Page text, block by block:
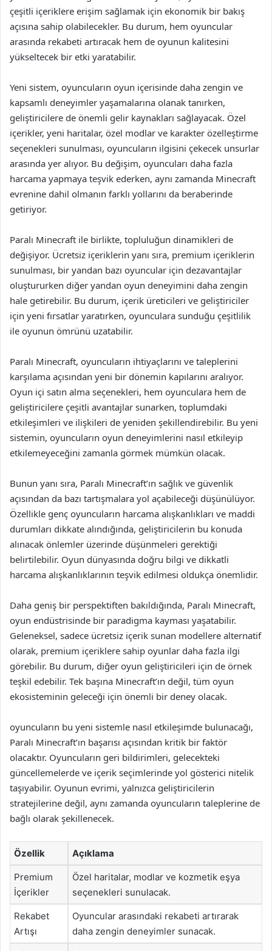
çeşitli içeriklere erişim sağlamak için ekonomik bir bakış
açısına sahip olabilecekler. Bu durum, hem oyuncular
arasında rekabeti artıracak hem de oyunun kalitesini
yükseltecek bir etki yaratabilir.
Yeni sistem, oyuncuların oyun içerisinde daha zengin ve
kapsamlı deneyimler yaşamalarına olanak tanırken,
geliştiricilere de önemli gelir kaynakları sağlayacak. Özel
içerikler, yeni haritalar, özel modlar ve karakter özelleştirme
seçenekleri sunulması, oyuncuların ilgisini çekecek unsurlar
arasında yer alıyor. Bu değişim, oyuncuları daha fazla
harcama yapmaya teşvik ederken, aynı zamanda Minecraft
evrenine dahil olmanın farklı yollarını da beraberinde
getiriyor.
Paralı Minecraft ile birlikte, topluluğun dinamikleri de
değişiyor. Ücretsiz içeriklerin yanı sıra, premium içeriklerin
sunulması, bir yandan bazı oyuncular için dezavantajlar
oluştururken diğer yandan oyun deneyimini daha zengin
hale getirebilir. Bu durum, içerik üreticileri ve geliştiriciler
için yeni fırsatlar yaratırken, oyunculara sunduğu çeşitlilik
ile oyunun ömrünü uzatabilir.
Paralı Minecraft, oyuncuların ihtiyaçlarını ve taleplerini
karşılama açısından yeni bir dönemin kapılarını aralıyor.
Oyun içi satın alma seçenekleri, hem oyunculara hem de
geliştiricilere çeşitli avantajlar sunarken, toplumdaki
etkileşimleri ve ilişkileri de yeniden şekillendirebilir. Bu yeni
sistemin, oyuncuların oyun deneyimlerini nasıl etkileyip
etkilemeyeceğini zamanla görmek mümkün olacak.
Bunun yanı sıra, Paralı Minecraft’ın sağlık ve güvenlik
açısından da bazı tartışmalara yol açabileceği düşünülüyor.
Özellikle genç oyuncuların harcama alışkanlıkları ve maddi
durumları dikkate alındığında, geliştiricilerin bu konuda
alınacak önlemler üzerinde düşünmeleri gerektiği
belirtilebilir. Oyun dünyasında doğru bilgi ve dikkatli
harcama alışkanlıklarının teşvik edilmesi oldukça önemlidir.
Daha geniş bir perspektiften bakıldığında, Paralı Minecraft,
oyun endüstrisinde bir paradigma kayması yaşatabilir.
Geleneksel, sadece ücretsiz içerik sunan modellere alternatif
olarak, premium içeriklere sahip oyunlar daha fazla ilgi
görebilir. Bu durum, diğer oyun geliştiricileri için de örnek
teşkil edebilir. Tek başına Minecraft’ın değil, tüm oyun
ekosisteminin geleceği için önemli bir deney olacak.
oyuncuların bu yeni sistemle nasıl etkileşimde bulunacağı,
Paralı Minecraft’ın başarısı açısından kritik bir faktör
olacaktır. Oyuncuların geri bildirimleri, gelecekteki
güncellemelerde ve içerik seçimlerinde yol gösterici nitelik
taşıyabilir. Oyunun evrimi, yalnızca geliştiricilerin
stratejilerine değil, aynı zamanda oyuncuların taleplerine de
bağlı olarak şekillenecek.
Özellik Açıklama
Premium
İçerikler
Özel haritalar, modlar ve kozmetik eşya
seçenekleri sunulacak.
Rekabet
Artışı
Oyuncular arasındaki rekabeti artırarak
daha zengin deneyimler sunacak.